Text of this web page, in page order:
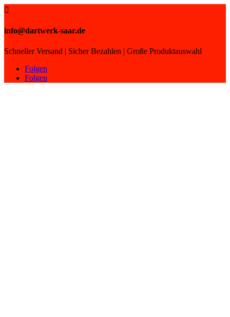

info@dartwerk-saar.de
Schneller Versand | Sicher Bezahlen | Große Produktauswahl
Folgen
Folgen